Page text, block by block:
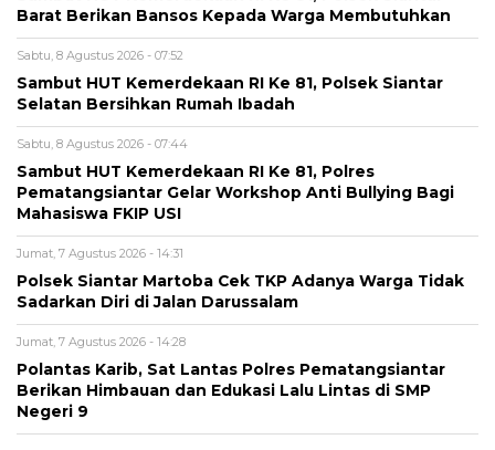
Barat Berikan Bansos Kepada Warga Membutuhkan
Sabtu, 8 Agustus 2026 - 07:52
Sambut HUT Kemerdekaan RI Ke 81, Polsek Siantar
Selatan Bersihkan Rumah Ibadah
Sabtu, 8 Agustus 2026 - 07:44
Sambut HUT Kemerdekaan RI Ke 81, Polres
Pematangsiantar Gelar Workshop Anti Bullying Bagi
Mahasiswa FKIP USI
Jumat, 7 Agustus 2026 - 14:31
Polsek Siantar Martoba Cek TKP Adanya Warga Tidak
Sadarkan Diri di Jalan Darussalam
Jumat, 7 Agustus 2026 - 14:28
Polantas Karib, Sat Lantas Polres Pematangsiantar
Berikan Himbauan dan Edukasi Lalu Lintas di SMP
Negeri 9